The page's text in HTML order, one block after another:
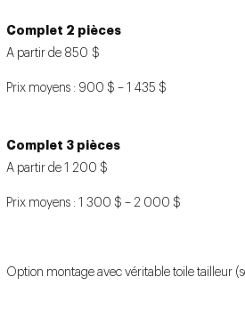
Complet 2 pièces
A partir de 850 $
Prix moyens : 900 $ – 1 435 $
Complet 3 pièces
A partir de1 200 $
Prix moyens :1 300 $ – 2 000 $
Option montage avec véritable toile tailleur